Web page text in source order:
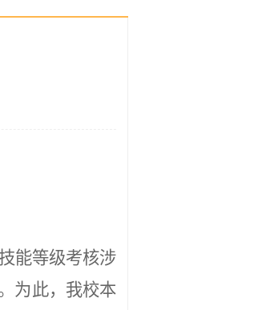
能等级考核涉
为此，我校本